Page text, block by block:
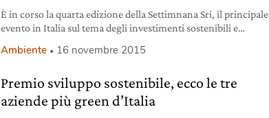
È in corso la quarta edizione della Settimnana Sri, il principale
evento in Italia sul tema degli investimenti sostenibili e
Ambiente 16 novembre 2015
Premio sviluppo sostenibile, ecco le tre
aziende più green d’Italia